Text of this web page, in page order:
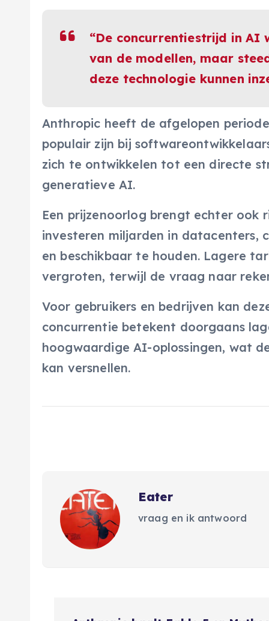
“De concurrentiestrijd in
van de modellen, maar
deze technologie kunnen
Anthropic heeft de afgelopen
populair zijn bij
zich te ontwikkelen tot een directe
generatieve AI.
Een prijzenoorlog brengt echter ook
investeren miljarden in datacenters,
en beschikbaar te houden. Lagere
vergroten, terwijl de vraag naar
Voor gebruikers en bedrijven kan
concurrentie betekent doorgaans
hoogwaardige AI-oplossingen, wat
kan versnellen.
Eater
vraag en ik antwoord